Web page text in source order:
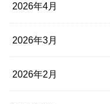
2026年4月
2026年3月
2026年2月